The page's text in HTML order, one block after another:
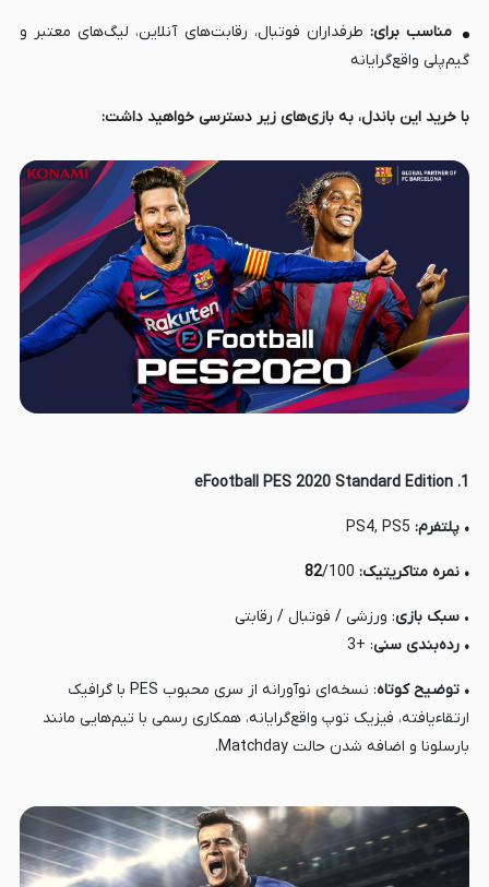
مناسب برای: طرفداران فوتبال، رقابت‌های آنلاین، لیگ‌های معتبر و
گیم‌پلی واقع‌گرایانه
با خرید این باندل، به بازی‌های زیر دسترسی خواهید داشت:
1. eFootball PES 2020 Standard Edition
• پلتفرم:PS4, PS5
• نمره متاکریتیک: 82/100
• سبک بازی: ورزشی / فوتبال / رقابتی
• رده‌بندی سنی: +3
• توضیح کوتاه
: نسخه‌ای نوآورانه از سری محبوب PES با گرافیک
ارتقاء‌یافته، فیزیک توپ واقع‌گرایانه، همکاری رسمی با تیم‌هایی مانند
بارسلونا و اضافه شدن حالت Matchday.